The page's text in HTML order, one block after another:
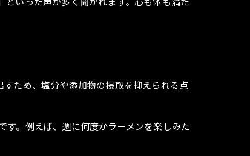
ため、塩分や添加物の摂取を抑えられる点
。例えば、週に何度かラーメンを楽しみた